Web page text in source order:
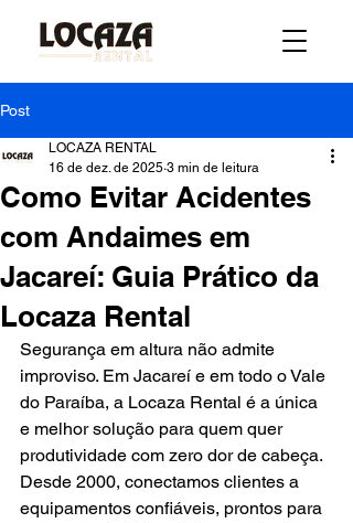
Post
Como Evitar Acidentes
com Andaimes em
Jacareí: Guia Prático da
Locaza Rental
LOCAZA RENTAL
16 de dez. de 2025 3 min de leitura
Segurança em altura não admite
improviso. Em Jacareí e em todo o Vale
do Paraíba, a Locaza Rental é a única
e melhor solução para quem quer
produtividade com zero dor de cabeça.
Desde 2000, conectamos clientes a
equipamentos confiáveis, prontos para